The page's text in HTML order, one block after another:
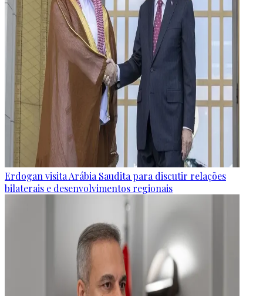
Erdogan visita Arábia Saudita para discutir relações
bilaterais e desenvolvimentos regionais